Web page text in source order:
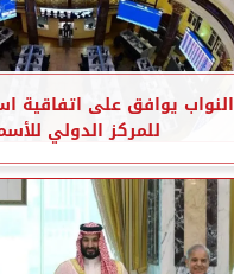
النواب يوافق على اتفاقية
للمركز الدولي